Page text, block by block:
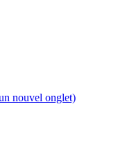
nouvel onglet)